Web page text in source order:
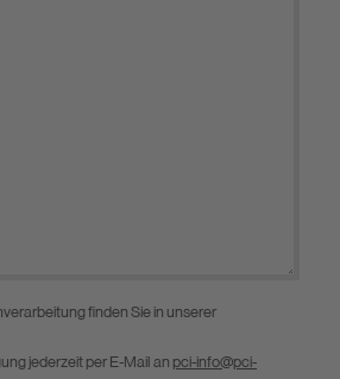
finden Sie in unserer
jederzeit per E-Mail an pci-info@pci-